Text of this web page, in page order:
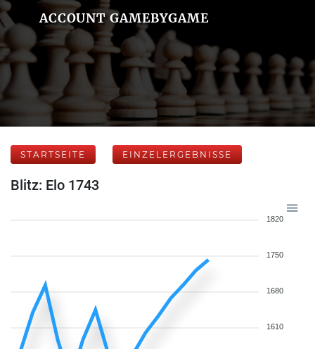
ACCOUNT GAMEBYGAME
STARTSEITE EINZELERGEBNISSE
Blitz: Elo 1743
1820
1750
1680
1610